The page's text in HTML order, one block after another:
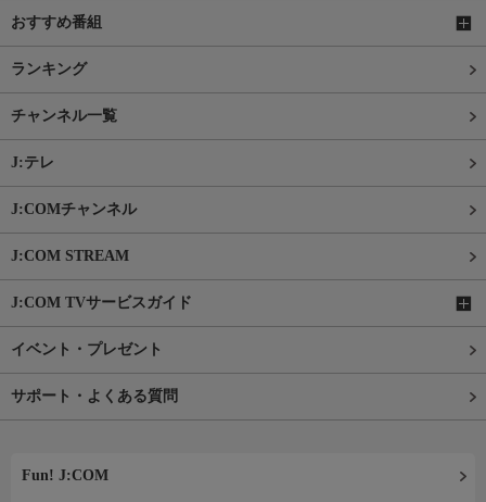
おすすめ番組
ランキング
チャンネル一覧
J:テレ
J:COMチャンネル
J:COM STREAM
J:COM TVサービスガイド
イベント・プレゼント
サポート・よくある質問
Fun! J:COM